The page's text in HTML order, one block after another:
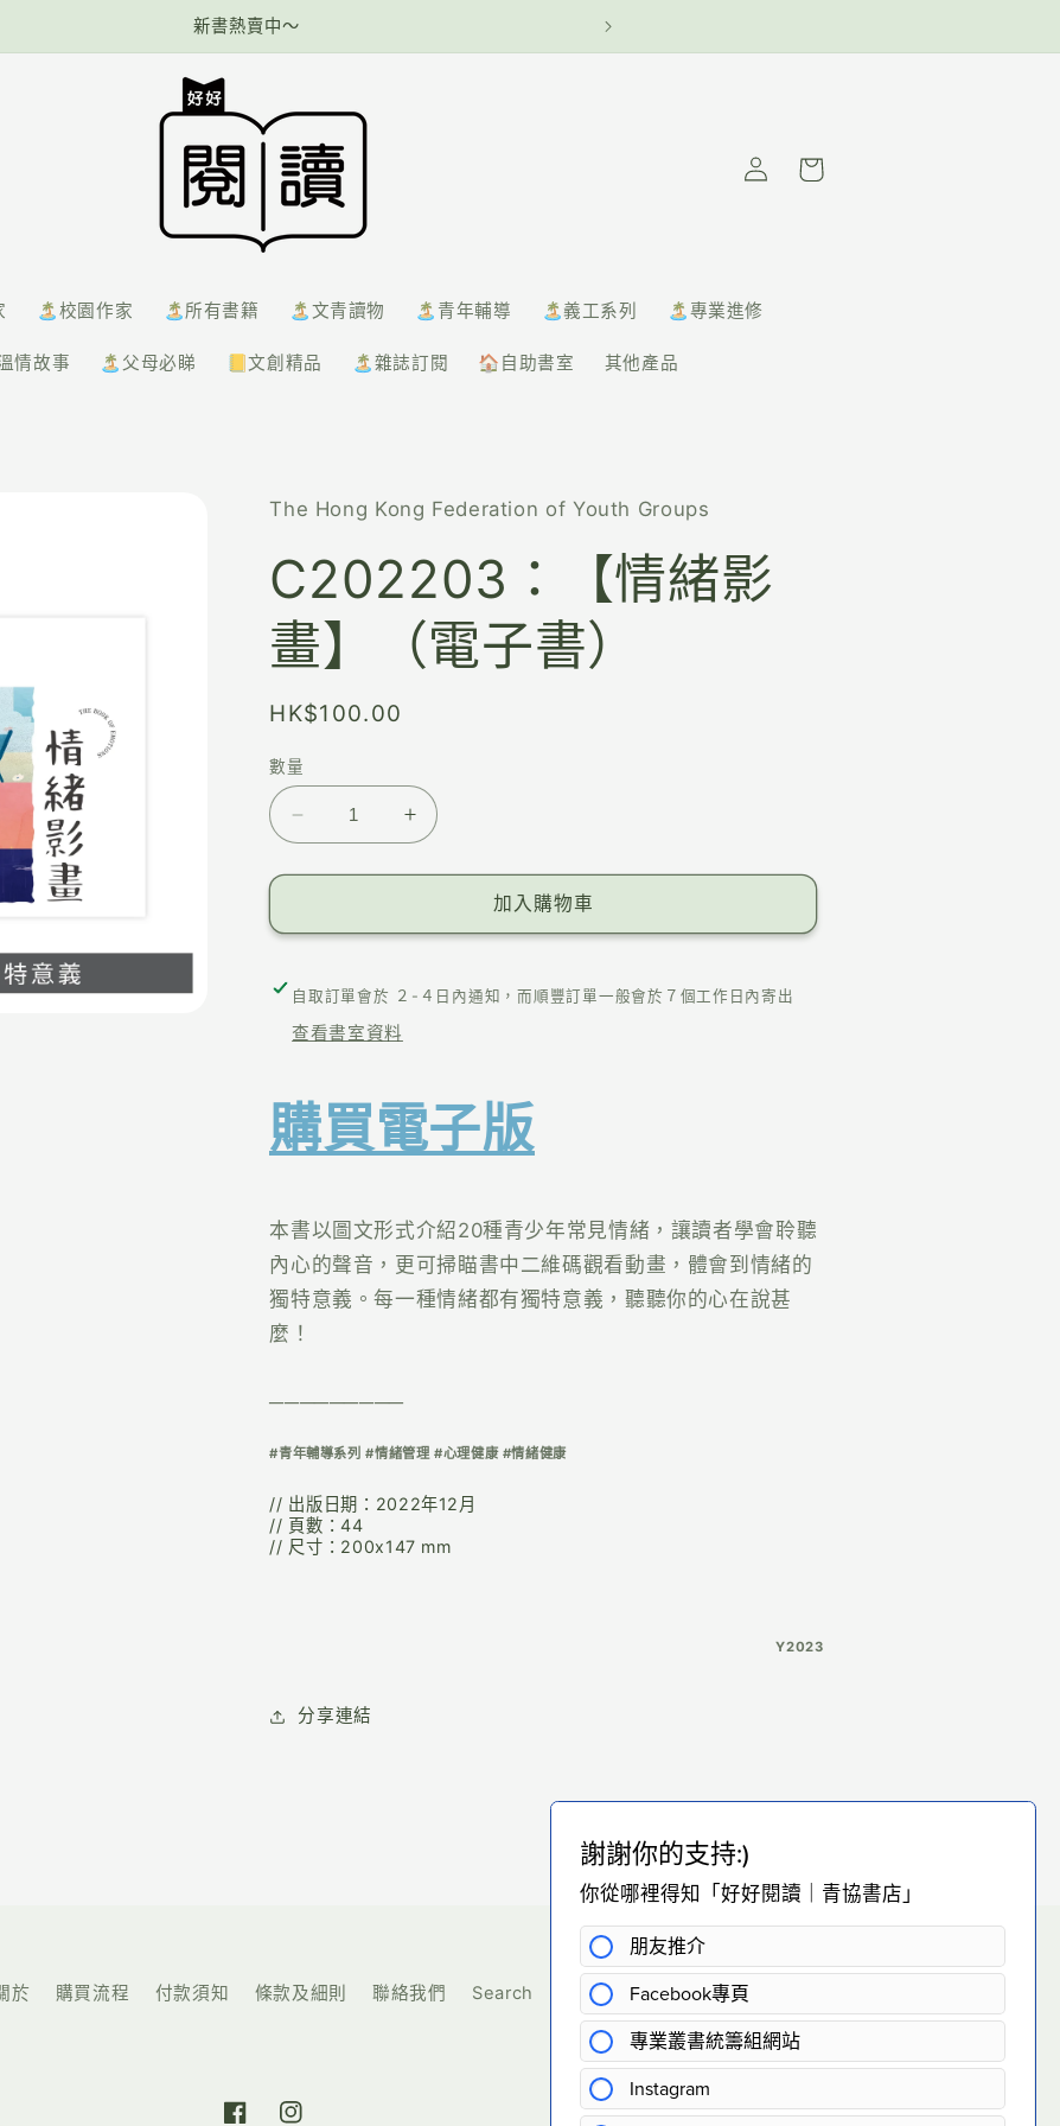
新書熱賣中～
🏝️校園作家 🏝️所有書籍 🏝️文青讀物 🏝️青年輔導 🏝️義工系列 🏝️專業進修
情故事 🏝️父母必睇 📒文創精品 🏝️雜誌訂閱 🏠自助書室 其他產品
物
The Hong Kong Federation of Youth Groups
C202203：【情緒影
畫】（電子書）
HK$100.00
數量
加入購物車
自取訂單會於 ２-４日內通知，而順豐訂單一般會於７個工作日內寄出
查看書室資料
購買電子版
本書以圖文形式介紹20種青少年常見情緒，讓讀者學會聆聽
內心的聲音，更可掃瞄書中二維碼觀看動畫，體會到情緒的
獨特意義。每一種情緒都有獨特意義，聽聽你的心在說甚
麼！
─────────
#青年輔導系列 #情緒管理 #心理健康 #情緒健康
// 出版日期：2022年12月
// 頁數：44
// 尺寸：200x147 mm
Y2023
分享連結
於 購買流程 付款須知 條款及細則 聯絡我們 Search